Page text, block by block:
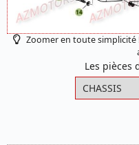
Zoomer en toute simplicité
Les pièces